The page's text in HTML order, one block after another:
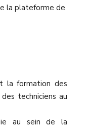
la plateforme de
la formation des
techniciens au
au sein de la